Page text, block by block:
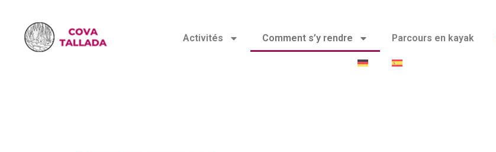
Activités Comment s’y rendre Parcours en kayak